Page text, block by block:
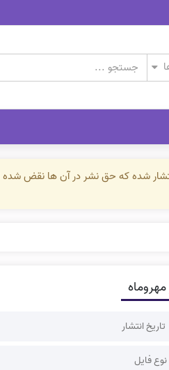
شده که حق نشر در آن ها نقض شده
تاریخ انتشار
نوع فایل